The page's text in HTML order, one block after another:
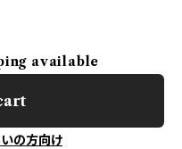
available
の方向け